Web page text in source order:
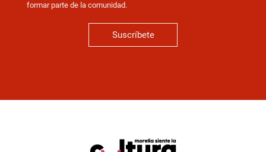
formar parte de la comunidad.
Suscríbete